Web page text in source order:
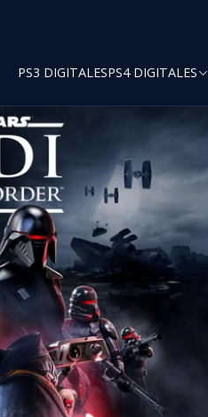
PS3 DIGITALESPS4 DIGITALES